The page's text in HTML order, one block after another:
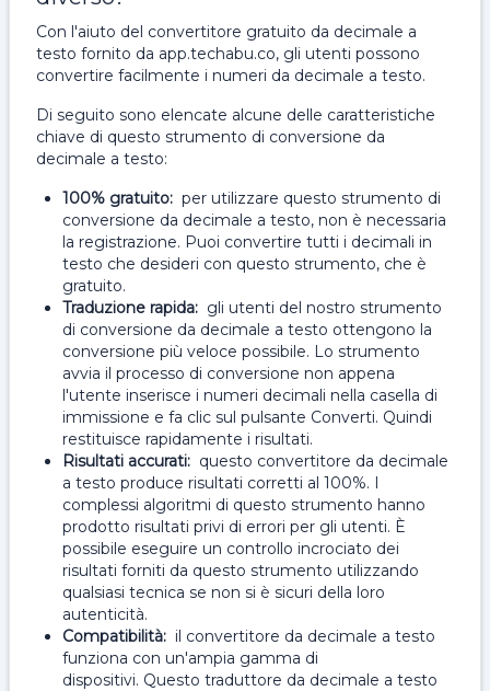
Con l'aiuto del convertitore gratuito da decimale a
testo fornito da app.techabu.co, gli utenti possono
convertire facilmente i numeri da decimale a testo.
Di seguito sono elencate alcune delle caratteristiche
chiave di questo strumento di conversione da
decimale a testo:
100% gratuito: per utilizzare questo strumento di
conversione da decimale a testo, non è necessaria
la registrazione. Puoi convertire tutti i decimali in
testo che desideri con questo strumento, che è
gratuito.
Traduzione rapida: gli utenti del nostro strumento
di conversione da decimale a testo ottengono la
conversione più veloce possibile. Lo strumento
avvia il processo di conversione non appena
l'utente inserisce i numeri decimali nella casella di
immissione e fa clic sul pulsante Converti. Quindi
restituisce rapidamente i risultati.
Risultati accurati: questo convertitore da decimale
a testo produce risultati corretti al 100%. I
complessi algoritmi di questo strumento hanno
prodotto risultati privi di errori per gli utenti. È
possibile eseguire un controllo incrociato dei
risultati forniti da questo strumento utilizzando
qualsiasi tecnica se non si è sicuri della loro
autenticità.
Compatibilità: il convertitore da decimale a testo
funziona con un'ampia gamma di
dispositivi. Questo traduttore da decimale a testo